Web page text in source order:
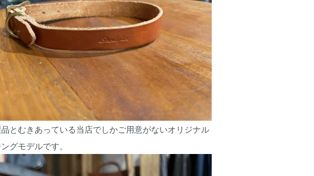
とむきあっている当店でしかご用意がないオリジナル
グモデルです。